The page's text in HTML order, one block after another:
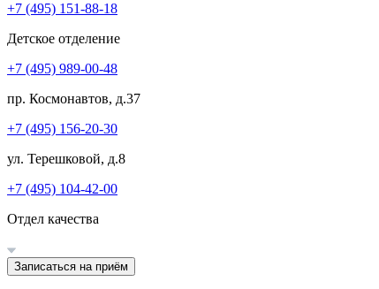
+7 (495) 151-88-18
Детское отделение
+7 (495) 989-00-48
пр. Космонавтов, д.37
+7 (495) 156-20-30
ул. Терешковой, д.8
+7 (495) 104-42-00
Отдел качества
Записаться на приём